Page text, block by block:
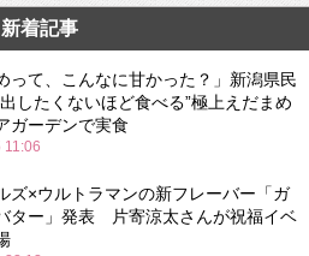
新着記事
って、こんなに甘かった？」新潟県民
したくないほど食べる”極上えだまめ
ガーデンで実食
11:06
ズ×ウルトラマンの新フレーバー「ガ
ター」発表 片寄涼太さんが祝福イベ